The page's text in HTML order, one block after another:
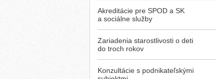
Akreditácie pre SPOD a SK
a sociálne služby
Zariadenia starostlivosti o deti
do troch rokov
Konzultácie s podnikateľskými